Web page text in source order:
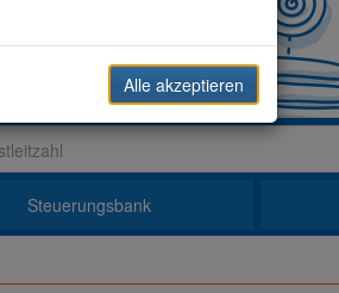
Steuerungsbank
Alle akzeptieren